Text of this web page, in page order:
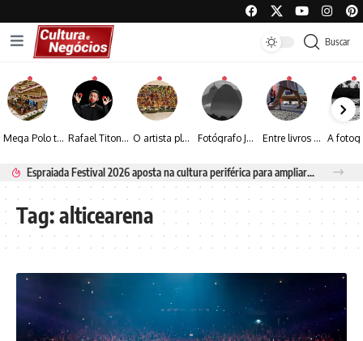
Buscar
Mega Polo transforma lançamento de coleção em plataforma nacional de negócios e projeta crescimento de mais de 15% Rafael Titonelly leva magia e acolhimento a crianças em tratamento oncológico em Juiz de Fora O artista plástico Jorge Luiz transforma sustentabilidade e criatividade em arte contemporânea Fotógrafo José Roberto apresenta um olhar sensível sobre arquitetura, formas e luz na fotografia Entre livros e fotografia autoral, Sebastião Reis consolida uma trajetória marcada pelo olhar artístico
Espraiada Festival 2026 aposta na cultura periférica para ampliar oportunidades na zona sul
Tag:alticearena